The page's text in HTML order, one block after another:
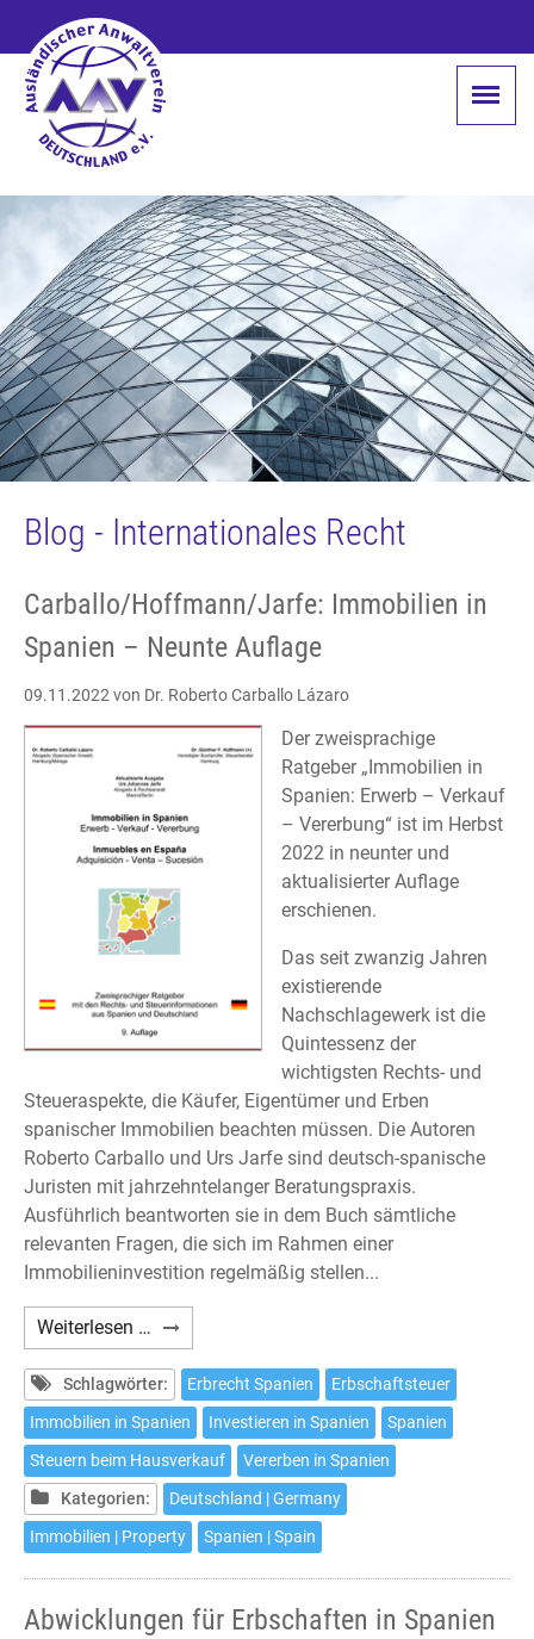
Blog - Internationales Recht
Carballo/Hoffmann/Jarfe: Immobilien in
Spanien – Neunte Auflage
09.11.2022 von Dr. Roberto Carballo Lázaro
Der zweisprachige
Ratgeber „Immobilien in
Spanien: Erwerb – Verkauf
– Vererbung“ ist im Herbst
2022 in neunter und
aktualisierter Auflage
erschienen.
Das seit zwanzig Jahren
existierende
Nachschlagewerk ist die
Quintessenz der
wichtigsten Rechts- und
Steueraspekte, die Käufer, Eigentümer und Erben
spanischer Immobilien beachten müssen. Die Autoren
Roberto Carballo und Urs Jarfe sind deutsch-spanische
Juristen mit jahrzehntelanger Beratungspraxis.
Ausführlich beantworten sie in dem Buch sämtliche
relevanten Fragen, die sich im Rahmen einer
Immobilieninvestition regelmäßig stellen...
Weiterlesen … Carballo/Hoffmann/Jarfe:
Immobilien
in
Spanien
–
Neunte
Auflage
Schlagwörter: Erbrecht Spanien
Erbschaftsteuer
Immobilien in Spanien
Investieren in Spanien
Spanien
Steuern beim Hausverkauf
Vererben in Spanien
Kategorien:
Deutschland | Germany
Immobilien | Property
Spanien | Spain
Abwicklungen für Erbschaften in Spanien